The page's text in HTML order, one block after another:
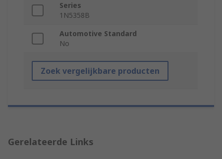
Series
1N5358B
Automotive Standard
No
Zoek vergelijkbare producten
Gerelateerde Links